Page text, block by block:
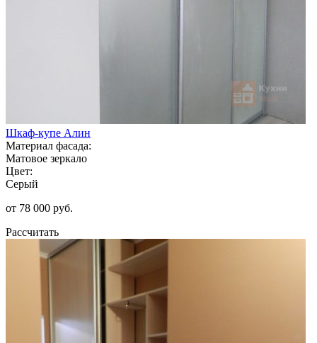
Шкаф-купе Алин
Материал фасада:
Матовое зеркало
Цвет:
Серый
от 78 000 руб.
Рассчитать